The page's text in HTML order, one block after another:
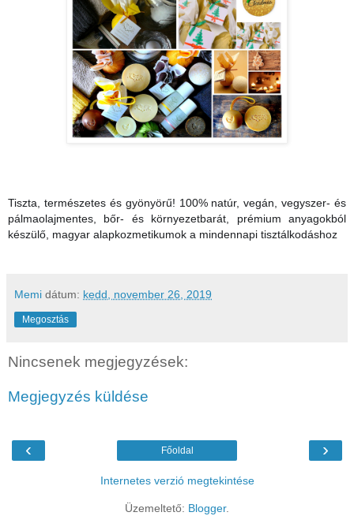
Tiszta, természetes és gyönyörű! 100% natúr, vegán, vegyszer- és
pálmaolajmentes, bőr- és környezetbarát, prémium anyagokból
készülő, magyar alapkozmetikumok a mindennapi tisztálkodáshoz
Memi dátum: kedd, november 26, 2019
Megosztás
Nincsenek megjegyzések:
Megjegyzés küldése
‹ ›
Főoldal
Internetes verzió megtekintése
Üzemeltető: Blogger.